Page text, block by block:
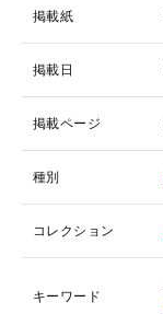
掲載紙
掲載日
掲載ページ
種別
コレクション
キーワード